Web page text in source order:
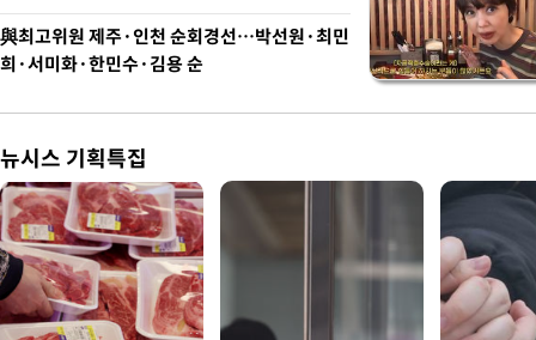
與최고위원 제주·인천 순회경선…박선원·최민
희·서미화·한민수·김용 순
뉴시스 기획특집